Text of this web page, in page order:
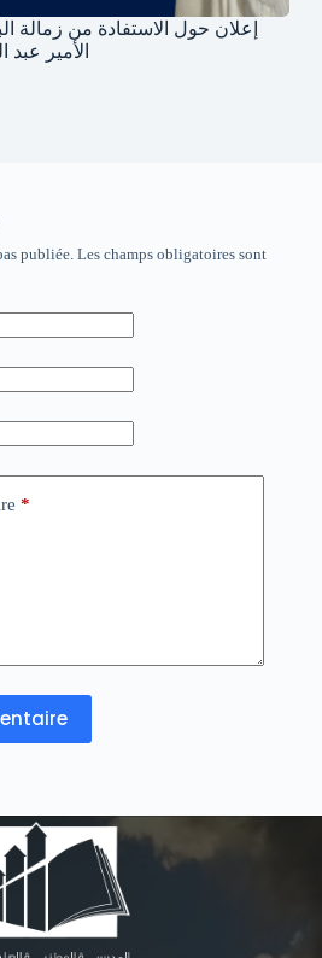
إعلان حول الاستفادة من زمالة
الأمير عبد
publiée. Les champs obligatoires sont
*